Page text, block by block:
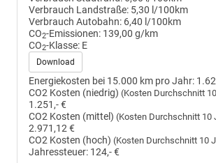
Verbrauch Landstraße: 5,30 l/100km
Verbrauch Autobahn: 6,40 l/100km
CO2-Emissionen: 139,00 g/km
CO2-Klasse: E
Download
Energiekosten bei 15.000 km pro Jahr:
CO2 Kosten (niedrig) (Kosten Durchschnitt
1.251,- €
CO2 Kosten (mittel) (Kosten Durchschnitt 10
2.971,12 €
CO2 Kosten (hoch) (Kosten Durchschnitt 10
Jahressteuer: 124,- €